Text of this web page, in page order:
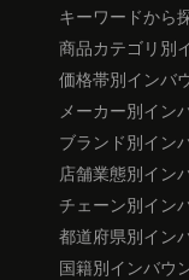
キーワードから
商品カテゴリ別
価格帯別インバ
メーカー別イン
ブランド別イン
店舗業態別イン
チェーン別イン
都道府県別イン
国籍別インバウ